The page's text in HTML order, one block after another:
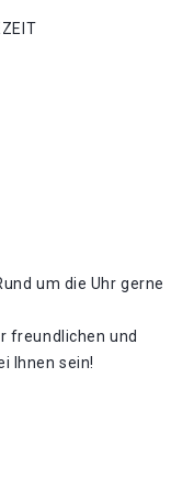
um die Uhr gerne
freundlichen und
Ihnen sein!